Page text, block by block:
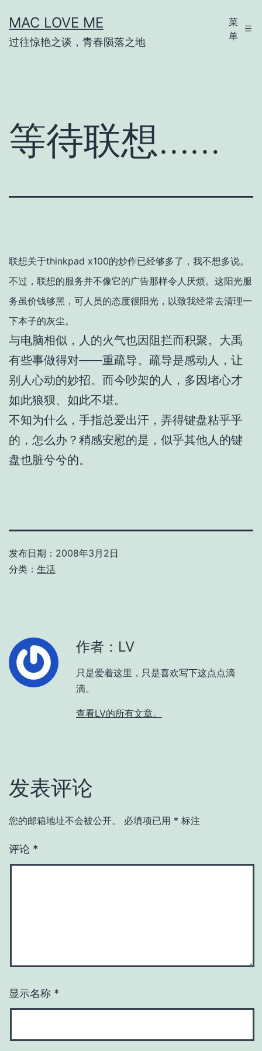
至
内
MAC LOVE ME
过往惊艳之谈，青春陨落之地
菜
单
等待联想……
联想关于thinkpad x100的炒作已经够多了，我不想多说。
不过，联想的服务并不像它的广告那样令人厌烦。这阳光服
务虽价钱够黑，可人员的态度很阳光，以致我经常去清理一
下本子的灰尘。
与电脑相似，人的火气也因阻拦而积聚。大禹
有些事做得对——重疏导。疏导是感动人，让
别人心动的妙招。而今吵架的人，多因堵心才
如此狼狈、如此不堪。
不知为什么，手指总爱出汗，弄得键盘粘乎乎
的，怎么办？稍感安慰的是，似乎其他人的键
盘也脏兮兮的。
发布日期： 2008年3月2日
分类： 生活
作者：LV
只是爱着这里，只是喜欢写下这点点滴
滴。
查看LV的所有文章。
发表评论
您的邮箱地址不会被公开。 必填项已用 * 标注
评论 *
显示名称 *